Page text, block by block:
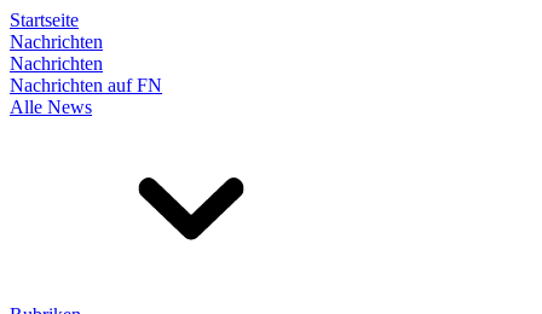
Startseite
Nachrichten
Nachrichten
Nachrichten auf FN
Alle News